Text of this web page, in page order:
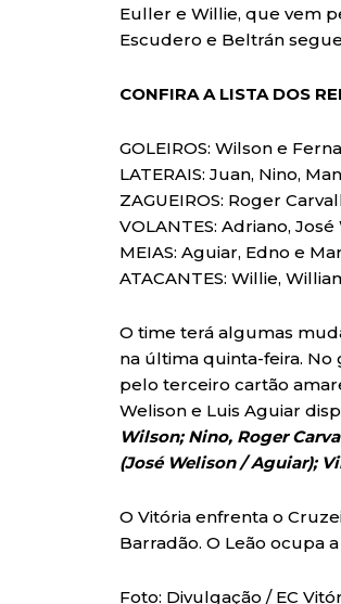
Euller e Willie, que vem
Escudero e Beltrán
CONFIRA A LISTA DOS
GOLEIROS: Wilson e
LATERAIS: Juan, Nino,
ZAGUEIROS: Roger
VOLANTES: Adriano,
MEIAS: Aguiar, Edno e
ATACANTES: Willie,
O time terá algumas
na última quinta-feira.
pelo terceiro cartão
Welison e Luis Aguiar
Wilson; Nino, Roger
(José Welison / Aguiar);
O Vitória enfrenta o
Barradão. O Leão ocupa
Foto: Divulgação / EC